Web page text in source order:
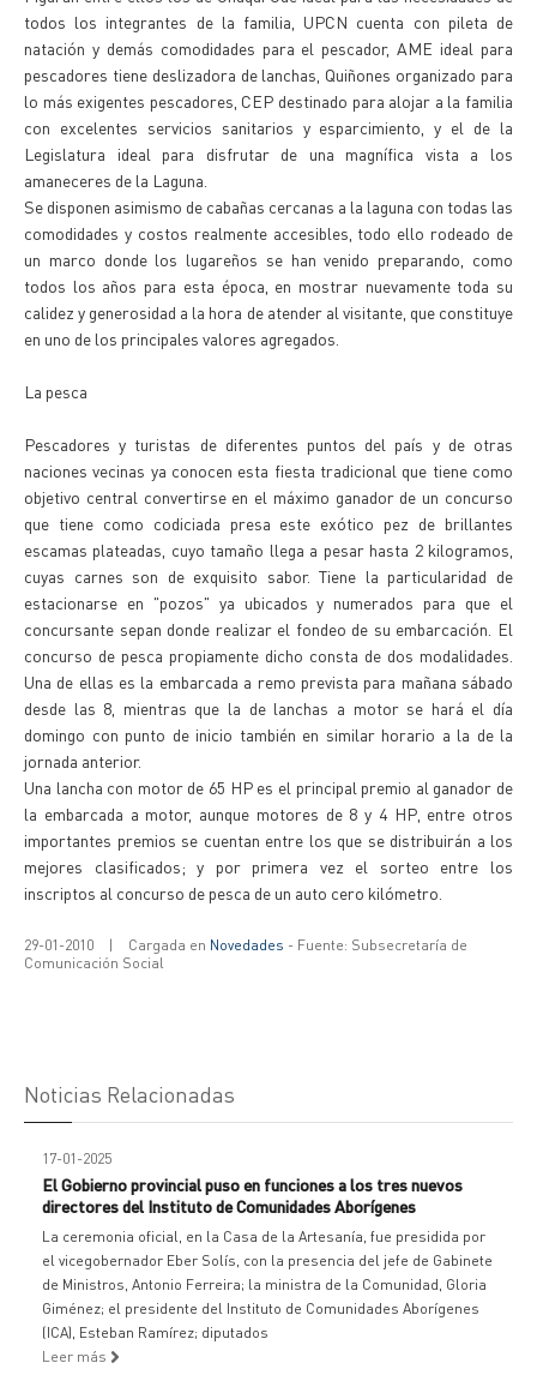
todos los integrantes de la familia, UPCN cuenta con pileta de
natación y demás comodidades para el pescador, AME ideal para
pescadores tiene deslizadora de lanchas, Quiñones organizado para
lo más exigentes pescadores, CEP destinado para alojar a la familia
con excelentes servicios sanitarios y esparcimiento, y el de la
Legislatura ideal para disfrutar de una magnífica vista a los
amaneceres de la Laguna.
Se disponen asimismo de cabañas cercanas a la laguna con todas las
comodidades y costos realmente accesibles, todo ello rodeado de
un marco donde los lugareños se han venido preparando, como
todos los años para esta época, en mostrar nuevamente toda su
calidez y generosidad a la hora de atender al visitante, que constituye
en uno de los principales valores agregados.
La pesca
Pescadores y turistas de diferentes puntos del país y de otras
naciones vecinas ya conocen esta fiesta tradicional que tiene como
objetivo central convertirse en el máximo ganador de un concurso
que tiene como codiciada presa este exótico pez de brillantes
escamas plateadas, cuyo tamaño llega a pesar hasta 2 kilogramos,
cuyas carnes son de exquisito sabor. Tiene la particularidad de
estacionarse en "pozos" ya ubicados y numerados para que el
concursante sepan donde realizar el fondeo de su embarcación. El
concurso de pesca propiamente dicho consta de dos modalidades.
Una de ellas es la embarcada a remo prevista para mañana sábado
desde las 8, mientras que la de lanchas a motor se hará el día
domingo con punto de inicio también en similar horario a la de la
jornada anterior.
Una lancha con motor de 65 HP es el principal premio al ganador de
la embarcada a motor, aunque motores de 8 y 4 HP, entre otros
importantes premios se cuentan entre los que se distribuirán a los
mejores clasificados; y por primera vez el sorteo entre los
inscriptos al concurso de pesca de un auto cero kilómetro.
29-01-2010 | Cargada en Novedades - Fuente: Subsecretaría de
Comunicación Social
Noticias Relacionadas
17-01-2025
El Gobierno provincial puso en funciones a los tres nuevos
directores del Instituto de Comunidades Aborígenes
La ceremonia oficial, en la Casa de la Artesanía, fue presidida por
el vicegobernador Eber Solís, con la presencia del jefe de Gabinete
de Ministros, Antonio Ferreira; la ministra de la Comunidad, Gloria
Giménez; el presidente del Instituto de Comunidades Aborígenes
(ICA), Esteban Ramírez; diputados
Leer más